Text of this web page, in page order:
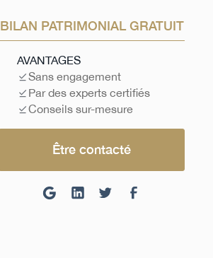
BILAN PATRIMONIAL GRATUIT
AVANTAGES
Sans engagement
Par des experts certifiés
Conseils sur-mesure
Être contacté